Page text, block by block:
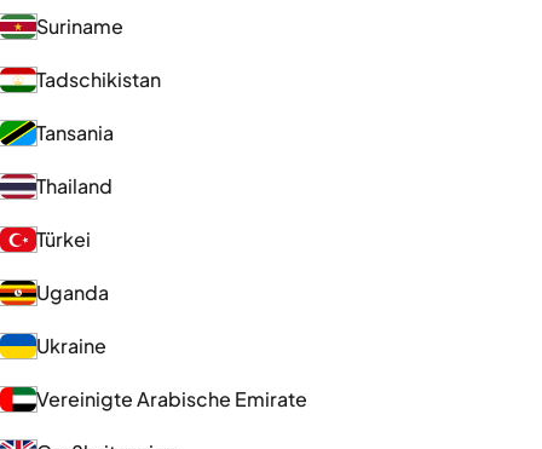
Suriname
Tadschikistan
Tansania
Thailand
Türkei
Uganda
Ukraine
Vereinigte Arabische Emirate